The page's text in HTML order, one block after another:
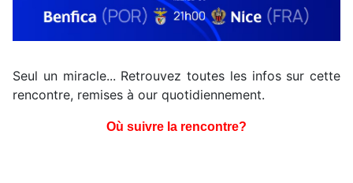
Seul un miracle... Retrouvez toutes les infos sur cette
rencontre, remises à our quotidiennement.
Où suivre la rencontre?